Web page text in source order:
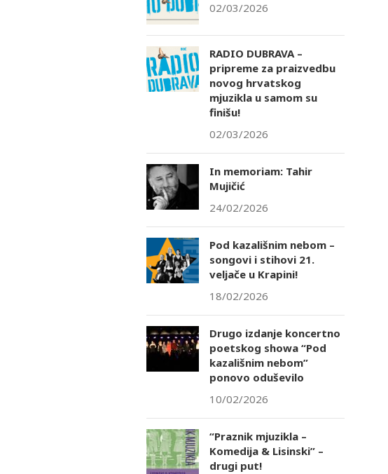
02/03/2026
RADIO DUBRAVA –
pripreme za praizvedbu
novog hrvatskog
mjuzikla u samom su
finišu!
02/03/2026
In memoriam: Tahir
Mujičić
24/02/2026
Pod kazališnim nebom –
songovi i stihovi 21.
veljače u Krapini!
18/02/2026
Drugo izdanje koncertno
poetskog showa “Pod
kazališnim nebom”
ponovo oduševilo
10/02/2026
“Praznik mjuzikla –
Komedija & Lisinski” –
drugi put!